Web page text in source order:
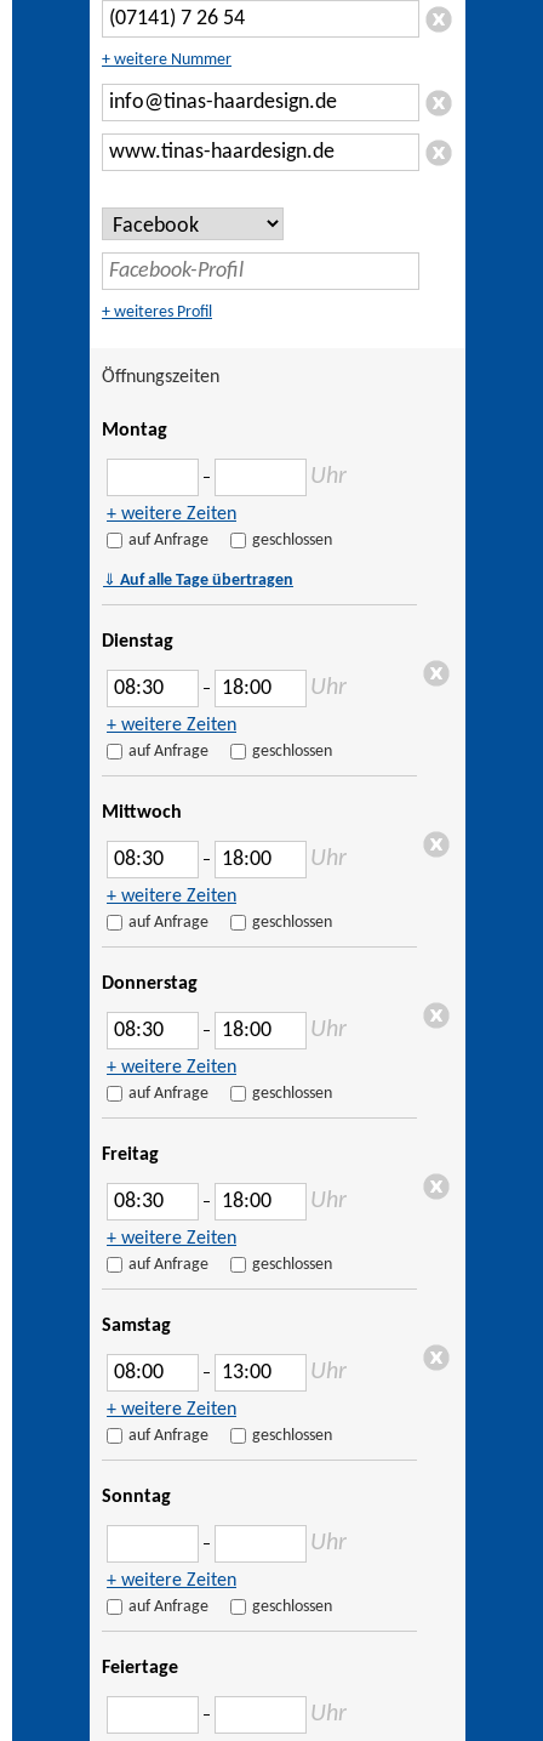
+ weitere Nummer
+ weiteres Profil
Öffnungszeiten
Montag
– Uhr
+ weitere Zeiten
auf Anfrage geschlossen
⇓ Auf alle Tage übertragen
Dienstag
– Uhr
+ weitere Zeiten
auf Anfrage geschlossen
Mittwoch
– Uhr
+ weitere Zeiten
auf Anfrage geschlossen
Donnerstag
– Uhr
+ weitere Zeiten
auf Anfrage geschlossen
Freitag
– Uhr
+ weitere Zeiten
auf Anfrage geschlossen
Samstag
– Uhr
+ weitere Zeiten
auf Anfrage geschlossen
Sonntag
– Uhr
+ weitere Zeiten
auf Anfrage geschlossen
Feiertage
– Uhr